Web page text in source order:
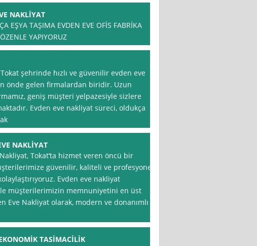
NAKLİYAT
EŞYA TAŞIMA EVDEN EVE OFİS FABRİKA
YAPIYORUZ
şehrinde hızlı ve güvenilir evden eve
önde gelen firmalardan biridir. Uzun
geniş müşteri yelpazesiyle sizlere
Evden eve nakliyat süreci, oldukça
NAKLİYAT
Tokat‘ta hizmet veren öncü bir
güvenilir, kaliteli ve profesyonel
Evden eve nakliyat
müşterilerimizin memnuniyetini en üst
Eve Nakliyat olarak, modern ve donanımlı
TASİMACİLİK